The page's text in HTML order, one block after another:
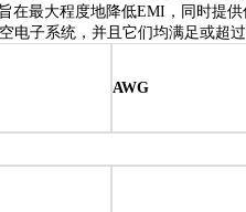
在最大程度地降低EMI，同时提
电子系统，并且它们均满足或超
AWG